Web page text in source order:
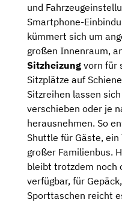
und
Smartphone-
kümmert sich um
großen Innenraum,
Sitzheizung vorn für
Sitzplätze auf
Sitzreihen lassen
verschieben oder je
herausnehmen. So
Shuttle für Gäste, ein
großer Familienbus.
bleibt trotzdem noch
verfügbar, für
Sporttaschen reicht